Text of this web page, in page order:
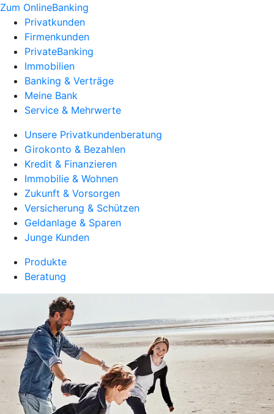
Zum OnlineBanking
Privatkunden
Firmenkunden
PrivateBanking
Immobilien
Banking & Verträge
Meine Bank
Service & Mehrwerte
Unsere Privatkundenberatung
Girokonto & Bezahlen
Kredit & Finanzieren
Immobilie & Wohnen
Zukunft & Vorsorgen
Versicherung & Schützen
Geldanlage & Sparen
Junge Kunden
Produkte
Beratung